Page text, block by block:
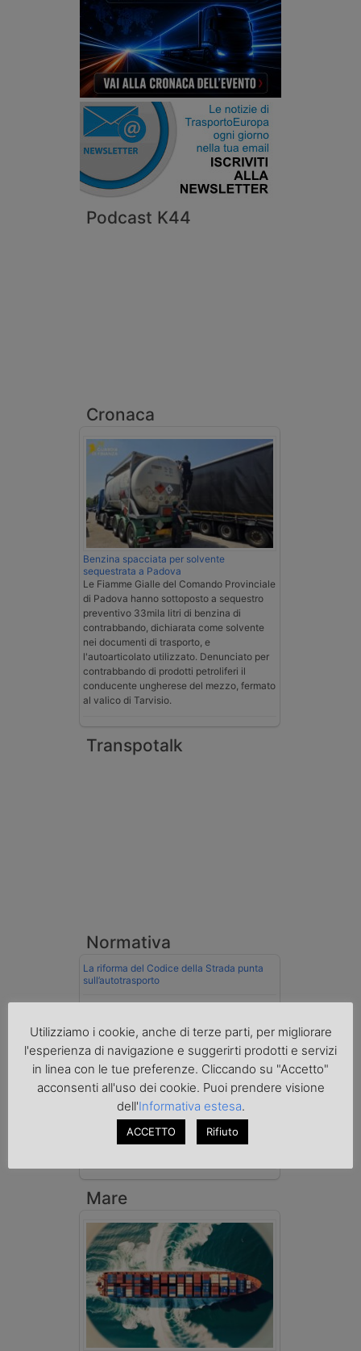
Podcast K44
Cronaca
Benzina spacciata per solvente
sequestrata a Padova
Le Fiamme Gialle del Comando Provinciale
di Padova hanno sottoposto a sequestro
preventivo 33mila litri di benzina di
contrabbando, dichiarata come solvente
nei documenti di trasporto, e
l'autoarticolato utilizzato. Denunciato per
contrabbando di prodotti petroliferi il
conducente ungherese del mezzo, fermato
al valico di Tarvisio.
Transpotalk
Normativa
La riforma del Codice della Strada punta
sull’autotrasporto
Cassazione conferma validità multe per
velocità col cronotachigrafo
La Cassazione conferma la qualifica di
spedizioniere-vettore
Esenzione Iva nei trasporti internazionali
Mare
Utilizziamo i cookie, anche di terze parti, per migliorare
l'esperienza di navigazione e suggerirti prodotti e servizi
in linea con le tue preferenze. Cliccando su "Accetto"
acconsenti all'uso dei cookie. Puoi prendere visione
dell'Informativa estesa.
ACCETTO Rifiuto